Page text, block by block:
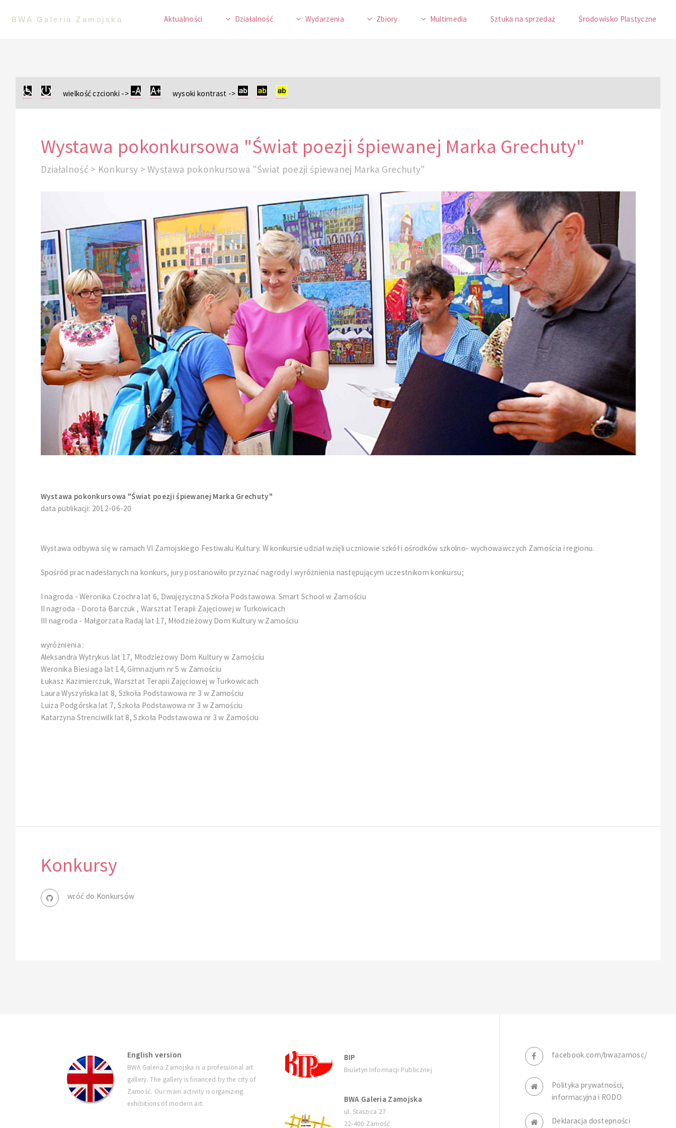
BWA Galeria Zamojska Aktualności Działalność Wydarzenia Zbiory Multimedia Sztuka na sprzedaż Środowisko Plastyczne
wielkość czcionki -> wysoki kontrast ->
Wystawa pokonkursowa "Świat poezji śpiewanej Marka Grechuty"
Działalność > Konkursy > Wystawa pokonkursowa "Świat poezji śpiewanej Marka Grechuty"
Wystawa pokonkursowa "Świat poezji śpiewanej Marka Grechuty"
data publikacji: 2012-06-20
Wystawa odbywa się w ramach VI Zamojskiego Festiwalu Kultury. W konkursie udział wzięli uczniowie szkół i ośrodków szkolno- wychowawczych Zamościa i regionu.
Spośród prac nadesłanych na konkurs, jury postanowiło przyznać nagrody i wyróżnienia następującym uczestnikom konkursu;
I nagroda - Weronika Czochra lat 6, Dwujęzyczna Szkoła Podstawowa. Smart School w Zamościu
II nagroda - Dorota Barczuk , Warsztat Terapii Zajęciowej w Turkowicach
III nagroda - Małgorzata Radaj lat 17, Młodzieżowy Dom Kultury w Zamościu
wyróżnienia :
Aleksandra Wytrykus lat 17, Młodzieżowy Dom Kultury w Zamościu
Weronika Biesiaga lat 14, Gimnazjum nr 5 w Zamościu
Łukasz Kazimierczuk, Warsztat Terapii Zajęciowej w Turkowicach
Laura Wyszyńska lat 8, Szkoła Podstawowa nr 3 w Zamościu
Luiza Podgórska lat 7, Szkoła Podstawowa nr 3 w Zamościu
Katarzyna Strenciwilk lat 8, Szkoła Podstawowa nr 3 w Zamościu
Konkursy
wróć do Konkursów
English version
BWA Galeria Zamojska is a professional art
gallery. The gallery is financed by the city of
Zamość. Our main activity is organizing
exhibitions of modern art.
BIP
Biuletyn Informacji Publicznej
BWA Galeria Zamojska
ul. Staszica 27
22-400 Zamość
facebook.com/bwazamosc/
Polityka prywatności,
informacyjna i RODO
Deklaracja dostepności